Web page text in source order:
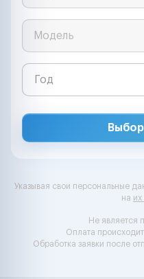
Модель
Выбор
Указывая свои персональные
на их
Не является
Оплата
Обработка заявки после